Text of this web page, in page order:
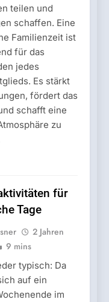
teilen und
schaffen. Eine
Familienzeit ist
für das
jedes
Es stärkt
fördert das
schafft eine
zu
für
Tage
2 Jahren
9 mins
typisch: Da
auf ein
im